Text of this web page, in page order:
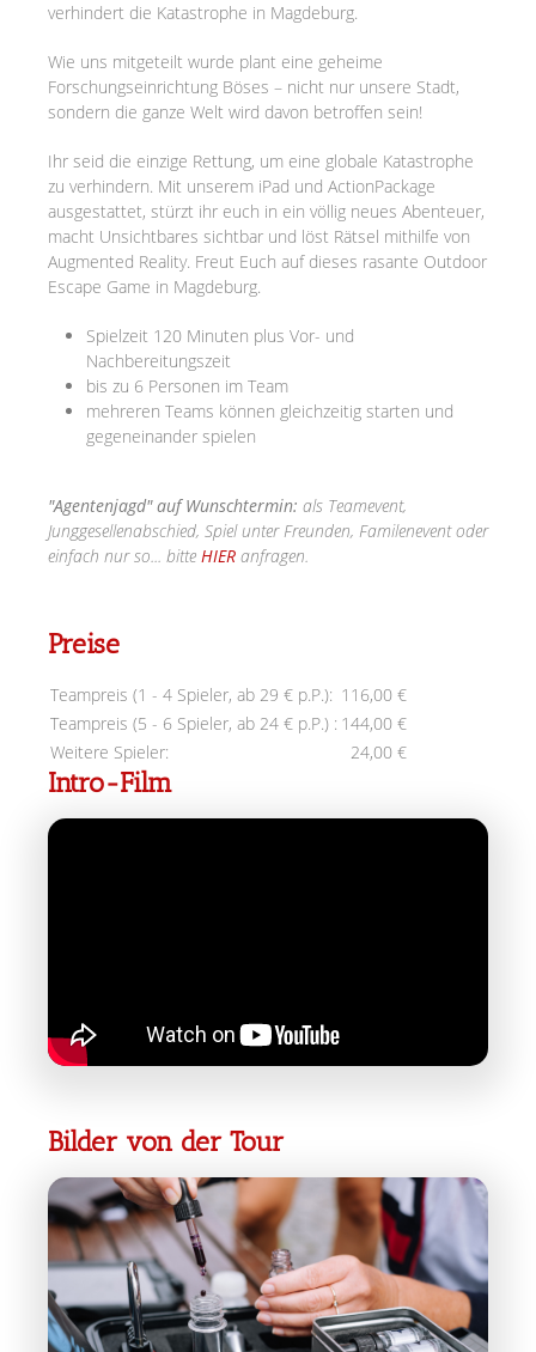
verhindert die Katastrophe in Magdeburg.
Wie uns mitgeteilt wurde plant eine geheime
Forschungseinrichtung Böses – nicht nur unsere Stadt,
sondern die ganze Welt wird davon betroffen sein!
Ihr seid die einzige Rettung, um eine globale Katastrophe
zu verhindern. Mit unserem iPad und ActionPackage
ausgestattet, stürzt ihr euch in ein völlig neues Abenteuer,
macht Unsichtbares sichtbar und löst Rätsel mithilfe von
Augmented Reality. Freut Euch auf dieses rasante Outdoor
Escape Game in Magdeburg.
Spielzeit 120 Minuten plus Vor- und
Nachbereitungszeit
bis zu 6 Personen im Team
mehreren Teams können gleichzeitig starten und
gegeneinander spielen
"Agentenjagd" auf Wunschtermin: als Teamevent,
Junggesellenabschied, Spiel unter Freunden, Familenevent oder
einfach nur so... bitte HIER anfragen.
Preise
Teampreis (1 - 4 Spieler, ab 29 € p.P.): 116,00 €
Teampreis (5 - 6 Spieler, ab 24 € p.P.) : 144,00 €
Weitere Spieler:
24,00 €
Intro-Film
Bilder von der Tour